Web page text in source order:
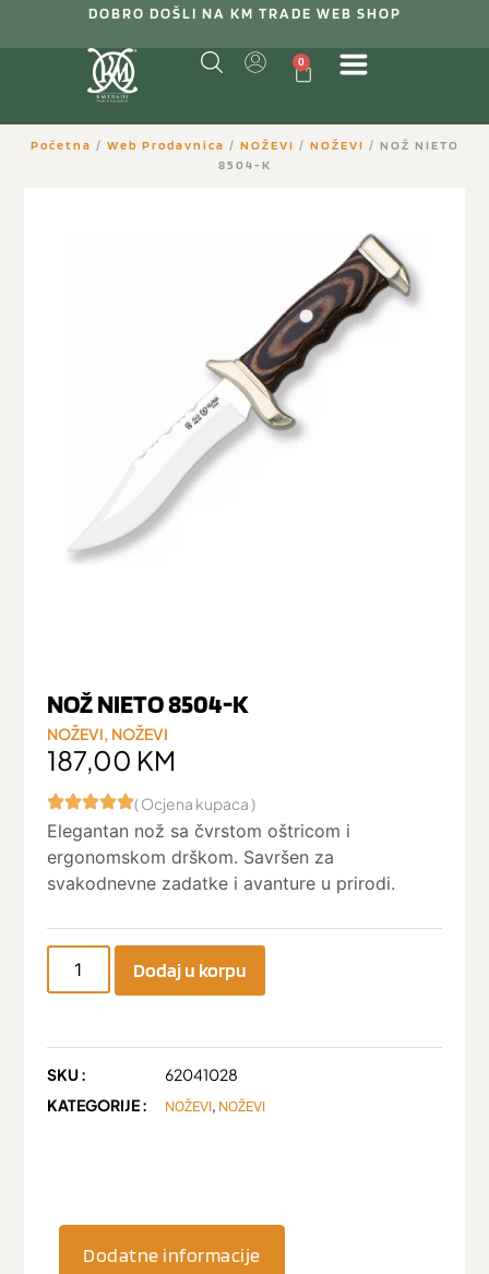
DOBRO DOŠLI NA KM TRADE WEB SHOP
0
Početna / Web Prodavnica / NOŽEVI / NOŽEVI / NOŽ NIETO
8504-K
NOŽ NIETO 8504-K
NOŽEVI NOŽEVI
187,00 KM
( Ocjena kupaca )
Elegantan nož sa čvrstom oštricom i
ergonomskom drškom. Savršen za
svakodnevne zadatke i avanture u prirodi.
Dodaj u korpu
SKU :
62041028
KATEGORIJE :
NOŽEVI, NOŽEVI
Dodatne informacije